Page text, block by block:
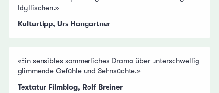
Idyllischen.»
Kulturtipp, Urs Hangartner
«Ein sensibles sommerliches Drama über unterschwellig
glimmende Gefühle und Sehnsüchte.»
Textatur Filmblog, Rolf Breiner